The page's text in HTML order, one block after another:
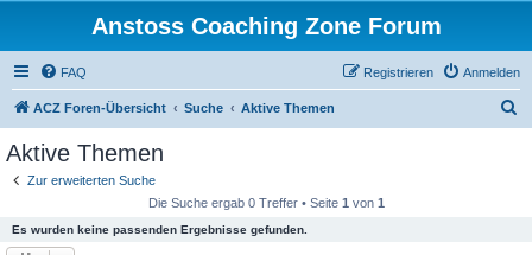
Anstoss Coaching Zone Forum
FAQ Anmelden
Registrieren
ACZ Foren-Übersicht Suche Aktive Themen
Aktive Themen
Zur erweiterten Suche
Die Suche ergab 0 Treffer • Seite 1 von 1
Es wurden keine passenden Ergebnisse gefunden.